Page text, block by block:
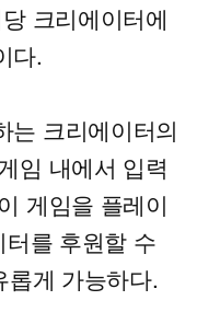
크리에이터에
다.
는 크리에이터의
임 내에서 입력
게임을 플레이
를 후원할 수
게 가능하다.